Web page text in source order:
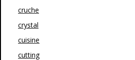
cruche
crystal
cuisine
cutting